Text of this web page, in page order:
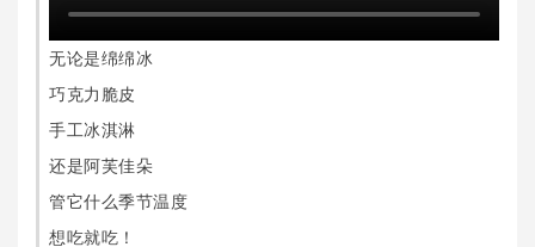
无论是绵绵冰
巧克力脆皮
手工冰淇淋
还是阿芙佳朵
管它什么季节温度
想吃就吃！